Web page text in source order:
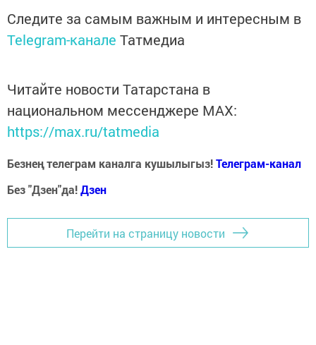
Следите за самым важным и интересным в
Telegram-канале Татмедиа
Читайте новости Татарстана в
национальном мессенджере MАХ:
https://max.ru/tatmedia
Безнең телеграм каналга кушылыгыз!Телеграм-канал
Без "Дзен"да!Дзен
Перейти на страницу новости